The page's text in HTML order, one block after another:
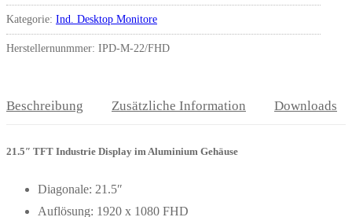
Kategorie: Ind. Desktop Monitore
Herstellernunmmer: IPD-M-22/FHD
Beschreibung Zusätzliche Information Downloads
21.5″ TFT Industrie Display im Aluminium Gehäuse
Diagonale: 21.5″
Auflösung: 1920 x 1080 FHD